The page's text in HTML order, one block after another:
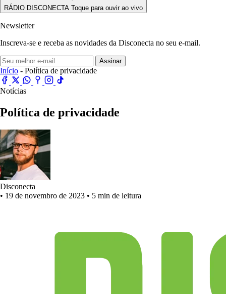
RÁDIO DISCONECTA Toque para ouvir ao vivo
Newsletter
Inscreva-se e receba as novidades da Disconecta no seu e-mail.
Assinar
Início - Política de privacidade
Notícias
Política de privacidade
Disconecta
• 19 de novembro de 2023 • 5 min de leitura